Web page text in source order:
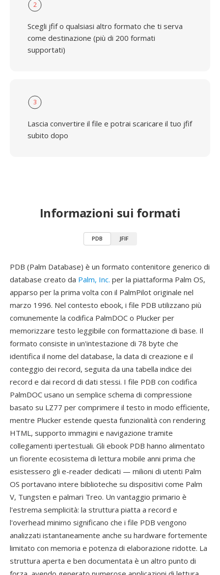
2
Scegli jfif o qualsiasi altro formato che ti serva
come destinazione (più di 200 formati
supportati)
3
Lascia convertire il file e potrai scaricare il tuo jfif
subito dopo
Informazioni sui formati
PDB JFIF
PDB (Palm Database) è un formato contenitore generico di
database creato da Palm, Inc. per la piattaforma Palm OS,
apparso per la prima volta con il PalmPilot originale nel
marzo 1996. Nel contesto ebook, i file PDB utilizzano più
comunemente la codifica PalmDOC o Plucker per
memorizzare testo leggibile con formattazione di base. Il
formato consiste in un'intestazione di 78 byte che
identifica il nome del database, la data di creazione e il
conteggio dei record, seguita da una tabella indice dei
record e dai record di dati stessi. I file PDB con codifica
PalmDOC usano un semplice schema di compressione
basato su LZ77 per comprimere il testo in modo efficiente,
mentre Plucker estende questa funzionalità con rendering
HTML, supporto immagini e navigazione tramite
collegamenti ipertestuali. Gli ebook PDB hanno alimentato
un fiorente ecosistema di lettura mobile anni prima che
esistessero gli e-reader dedicati — milioni di utenti Palm
OS portavano intere biblioteche su dispositivi come Palm
V, Tungsten e palmari Treo. Un vantaggio primario è
l'estrema semplicità: la struttura piatta a record e
l'overhead minimo significano che i file PDB vengono
analizzati istantaneamente anche su hardware fortemente
limitato con memoria e potenza di elaborazione ridotte. La
struttura aperta e ben documentata è un altro punto di